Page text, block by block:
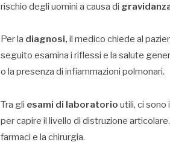
rischio degli uomini a causa di
Per la diagnosi, il medico chiede al
seguito esamina i riflessi e la salute
o la presenza di infiammazioni polmonari.
Tra gli esami di laboratorio utili, ci sono
per capire il livello di distruzione
farmaci e la chirurgia.